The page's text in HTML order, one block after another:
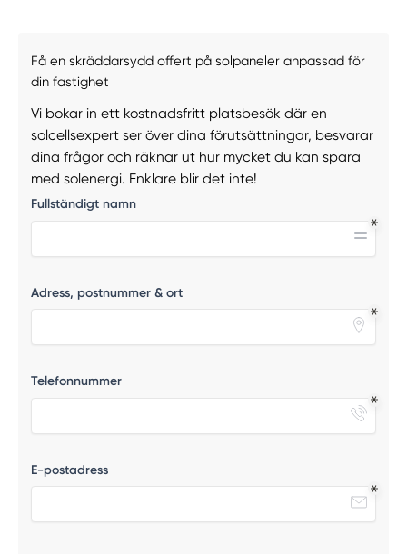
Få en skräddarsydd offert på solpaneler anpassad för
din fastighet
Vi bokar in ett kostnadsfritt platsbesök där en
solcellsexpert ser över dina förutsättningar, besvarar
dina frågor och räknar ut hur mycket du kan spara
med solenergi. Enklare blir det inte!
Fullständigt namn
Adress, postnummer & ort
Telefonnummer
E-postadress